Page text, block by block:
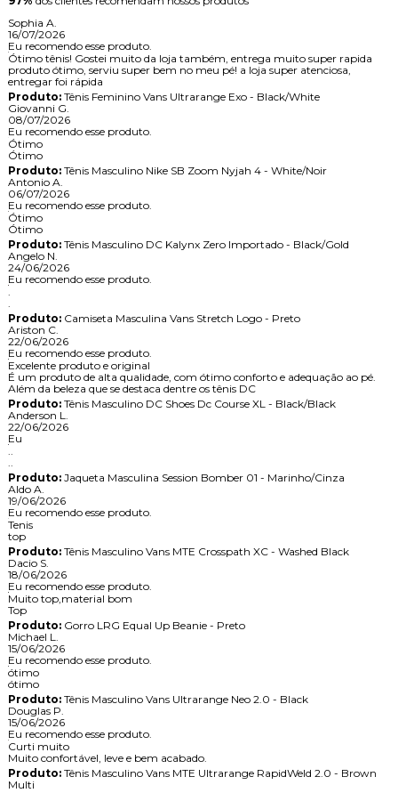
Sophia A.
16/07/2026
Eu recomendo esse produto.
Ótimo tênis! Gostei muito da loja também, entrega muito super rapida
produto ótimo, serviu super bem no meu pé! a loja super atenciosa,
entregar foi rápida
Produto:Tênis Feminino Vans Ultrarange Exo - Black/White
Giovanni G.
08/07/2026
Eu recomendo esse produto.
Ótimo
Ótimo
Produto:Tênis Masculino Nike SB Zoom Nyjah 4 - White/Noir
Antonio A.
06/07/2026
Eu recomendo esse produto.
Ótimo
Ótimo
Produto:Tênis Masculino DC Kalynx Zero Importado - Black/Gold
Angelo N.
24/06/2026
Eu recomendo esse produto.
.
.
Produto:Camiseta Masculina Vans Stretch Logo - Preto
Ariston C.
22/06/2026
Eu recomendo esse produto.
Excelente produto e original
É um produto de alta qualidade, com ótimo conforto e adequação ao pé.
Além da beleza que se destaca dentre os tênis DC
Produto:Tênis Masculino DC Shoes Dc Course XL - Black/Black
Anderson L.
22/06/2026
Eu
..
..
Produto:Jaqueta Masculina Session Bomber 01 - Marinho/Cinza
Aldo A.
19/06/2026
Eu recomendo esse produto.
Tenis
top
Produto:Tênis Masculino Vans MTE Crosspath XC - Washed Black
Dacio S.
18/06/2026
Eu recomendo esse produto.
Muito top,material bom
Top
Produto:Gorro LRG Equal Up Beanie - Preto
Michael L.
15/06/2026
Eu recomendo esse produto.
ótimo
ótimo
Produto:Tênis Masculino Vans Ultrarange Neo 2.0 - Black
Douglas P.
15/06/2026
Eu recomendo esse produto.
Curti muito
Muito confortável, leve e bem acabado.
Produto:Tênis Masculino Vans MTE Ultrarange RapidWeld 2.0 - Brown
Multi